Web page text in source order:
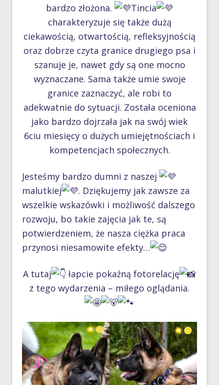
bardzo złożona.
Tincia
charakteryzuje się także dużą
ciekawością, otwartością, refleksyjnością
oraz dobrze czyta granice drugiego psa i
szanuje je, nawet gdy są one mocno
wyznaczane. Sama także umie swoje
granice zaznaczyć, ale robi to
adekwatnie do sytuacji. Została oceniona
jako bardzo dojrzała jak na swój wiek
6ciu miesięcy o dużych umiejętnościach i
kompetencjach społecznych.
Jesteśmy bardzo dumni z naszej
malutkiej
. Dziękujemy jak zawsze za
wszelkie wskazówki i możliwość dalszego
rozwoju, bo takie zajęcia jak te, są
potwierdzeniem, że nasza ciężka praca
przynosi niesamowite efekty…
A tutaj
łapcie pokaźną fotorelację
z tego wydarzenia – miłego oglądania.